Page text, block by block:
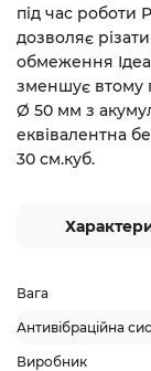
під час роботи
дозволяє
обмеження
зменшує втому
Ø 50 мм з
еквівалентна
30 см.куб.
Вага
Антивібраційна
Виробник